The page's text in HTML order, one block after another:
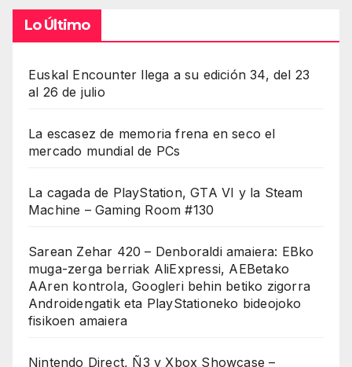
Lo Último
Euskal Encounter llega a su edición 34, del 23
al 26 de julio
La escasez de memoria frena en seco el
mercado mundial de PCs
La cagada de PlayStation, GTA VI y la Steam
Machine – Gaming Room #130
Sarean Zehar 420 – Denboraldi amaiera: EBko
muga-zerga berriak AliExpressi, AEBetako
AAren kontrola, Googleri behin betiko zigorra
Androidengatik eta PlayStationeko bideojoko
fisikoen amaiera
Nintendo Direct, Ñ3 y Xbox Showcase –